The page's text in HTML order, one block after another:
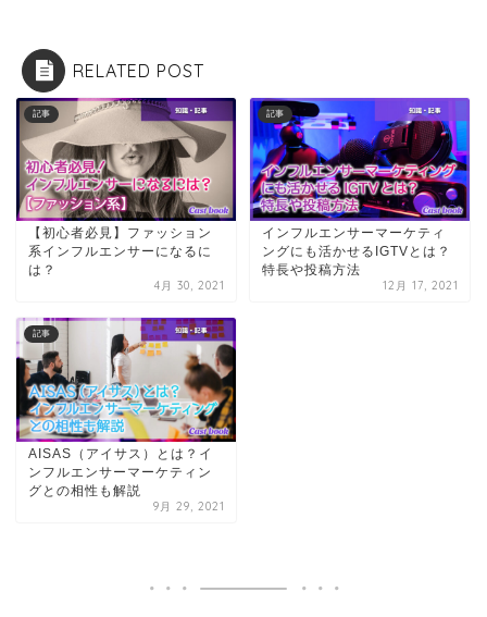
RELATED POST
記事
【初心者必見】ファッション
系インフルエンサーになるに
は？
4月 30, 2021
記事
インフルエンサーマーケティ
ングにも活かせるIGTVとは？
特長や投稿方法
12月 17, 2021
記事
AISAS（アイサス）とは？イ
ンフルエンサーマーケティン
グとの相性も解説
9月 29, 2021